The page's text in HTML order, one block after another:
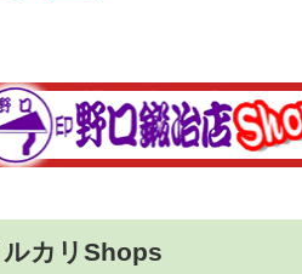
ルカリShops